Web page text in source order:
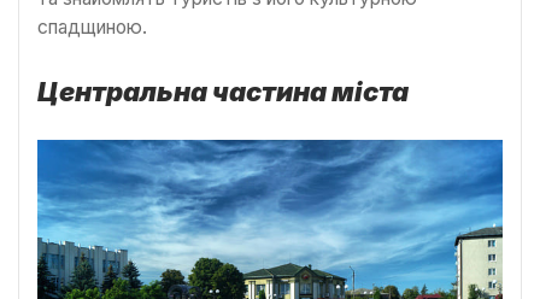
спадщиною.
Центральна частина міста